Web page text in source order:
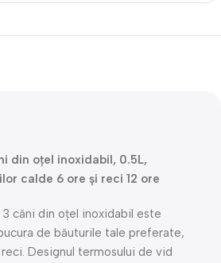
din oțel inoxidabil, 0.5L,
calde 6 ore și reci 12 ore
căni din oțel inoxidabil este
de băuturile tale preferate,
Designul termosului de vid